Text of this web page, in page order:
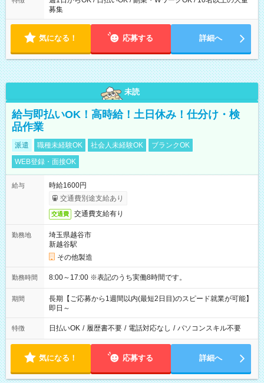
募集
気になる！ 応募する 詳細へ
未読
給与即払いOK！高時給！土日休み！仕分け・検
品作業
派遣 職種未経験OK 社会人未経験OK
ブランクOK
WEB登録・面接OK
給与
時給1600円
交通費別途支給あり
交通費 交通費支給有り
勤務地
埼玉県越谷市
新越谷駅
その他製造
勤務時間 8:00～17:00 ※表記のうち実働8時間です。
期間
長期【ご応募から1週間以内(最短2日目)のスピード就業が可能】
即日～
特徴 日払いOK / 履歴書不要 / 電話対応なし / パソコンスキル不要
気になる！ 応募する 詳細へ